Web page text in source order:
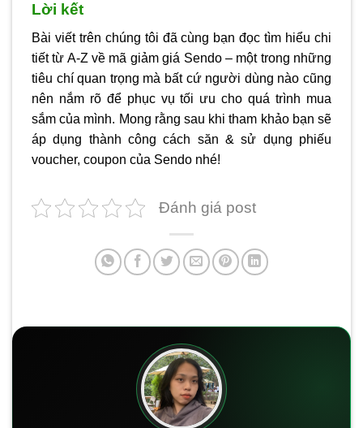
Lời kết
Bài viết trên chúng tôi đã cùng bạn đọc tìm hiểu chi
tiết từ A-Z về mã giảm giá Sendo – một trong những
tiêu chí quan trọng mà bất cứ người dùng nào cũng
nên nắm rõ để phục vụ tối ưu cho quá trình mua
sắm của mình. Mong rằng sau khi tham khảo bạn sẽ
áp dụng thành công cách săn & sử dụng phiếu
voucher, coupon của Sendo nhé!
Đánh giá post